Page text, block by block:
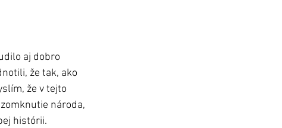
aj dobro
že tak, ako
že v tejto
národa,
histórii.